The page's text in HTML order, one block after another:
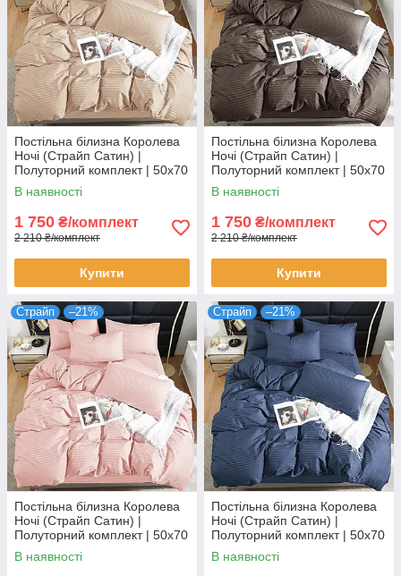
Постільна білизна Королева
Ночі (Страйп Сатин) |
Полуторний комплект | 50х70
| Бежевий страйп сатин
В наявності
1 750 ₴/комплект
2 210 ₴/комплект
Купити
Постільна білизна Королева
Ночі (Страйп Сатин) |
Полуторний комплект | 50х70
| Коричневий страйп сатин
В наявності
1 750 ₴/комплект
2 210 ₴/комплект
Купити
Страйп –21%
Постільна білизна Королева
Ночі (Страйп Сатин) |
Полуторний комплект | 50х70
| Рожево-пудровий страйп
сатин
В наявності
Страйп –21%
Постільна білизна Королева
Ночі (Страйп Сатин) |
Полуторний комплект | 50х70
| Темно-синій страйп сатин
В наявності